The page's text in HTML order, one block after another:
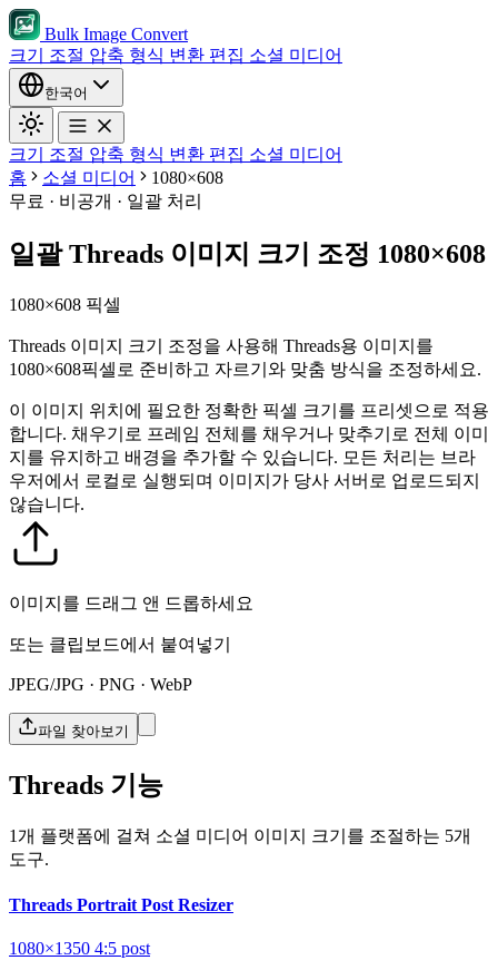
Bulk Image Convert
크기 조절 압축 형식 변환 편집 소셜 미디어
한국어
크기 조절 압축 형식 변환 편집 소셜 미디어
홈
소셜 미디어
1080×608
무료 · 비공개 · 일괄 처리
일괄 Threads 이미지 크기 조정 1080×608
1080×608 픽셀
Threads 이미지 크기 조정을 사용해 Threads용 이미지를
1080×608픽셀로 준비하고 자르기와 맞춤 방식을 조정하세요.
이 이미지 위치에 필요한 정확한 픽셀 크기를 프리셋으로 적용
합니다. 채우기로 프레임 전체를 채우거나 맞추기로 전체 이미
지를 유지하고 배경을 추가할 수 있습니다. 모든 처리는 브라
우저에서 로컬로 실행되며 이미지가 당사 서버로 업로드되지
않습니다.
이미지를 드래그 앤 드롭하세요
또는 클립보드에서 붙여넣기
JPEG/JPG · PNG · WebP
파일 찾아보기
Threads 기능
1개 플랫폼에 걸쳐 소셜 미디어 이미지 크기를 조절하는 5개
도구.
Threads Portrait Post Resizer
1080×1350 4:5 post